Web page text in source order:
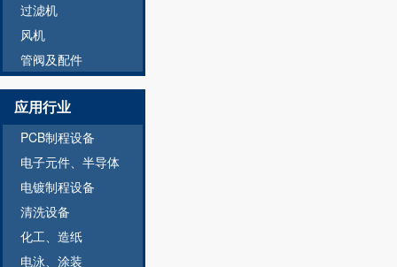
过滤机
风机
管阀及配件
应用行业
PCB制程设备
电子元件、半导体
电镀制程设备
清洗设备
化工、造纸
电泳、涂装